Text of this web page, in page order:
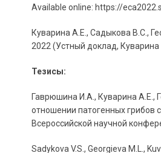
Available online: https://
Куварина А.Е., Садыкова В.С.,
2022 (Устный доклад, Куварина
Тезисы:
Гаврюшина И.А., Куварина А.Е.,
отношении патогенных грибов
Всероссийской научной
Sadykova V.S., Georgieva M.L.,